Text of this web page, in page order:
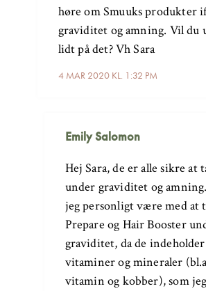
4 MAR 2020 KL. 1:32 PM
høre om Smuuks produkter
graviditet og amning. Vil du
lidt på det? Vh Sara
Emily Salomon
Hej Sara, de er alle sikre at
under graviditet og
jeg personligt være med at
Prepare og Hair Booster
graviditet, da de
vitaminer og mineraler
vitamin og kobber), som